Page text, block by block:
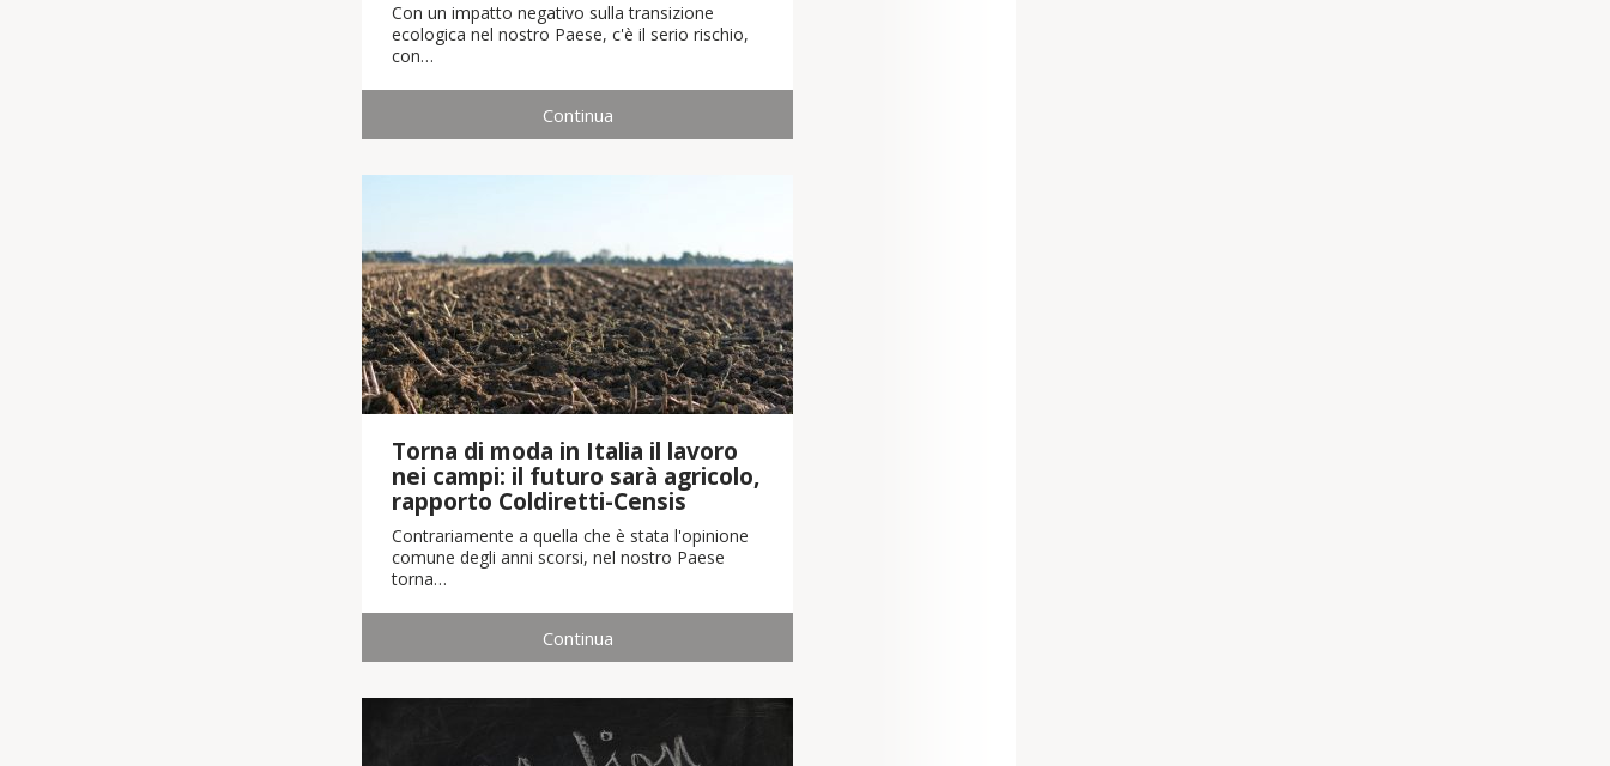
Con un impatto negativo sulla transizione
ecologica nel nostro Paese, c'è il serio rischio,
con…
Continua
Torna di moda in Italia il lavoro
nei campi: il futuro sarà agricolo,
rapporto Coldiretti-Censis
Contrariamente a quella che è stata l'opinione
comune degli anni scorsi, nel nostro Paese
torna…
Continua